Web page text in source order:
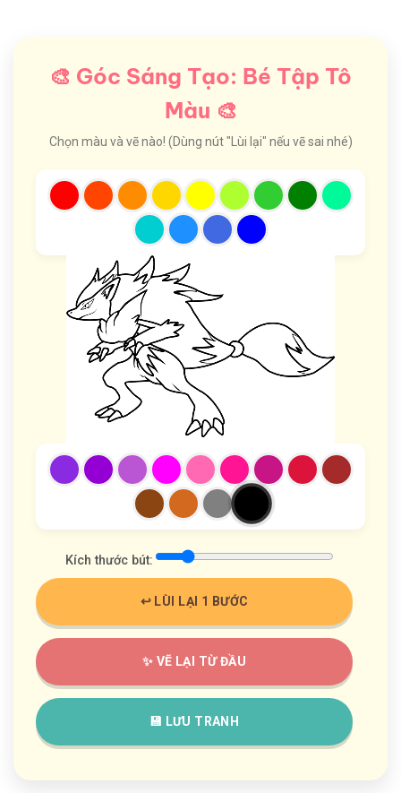
🎨 Góc Sáng Tạo: Bé Tập Tô
Màu 🎨
Chọn màu và vẽ nào! (Dùng nút "Lùi lại" nếu vẽ sai nhé)
Kích thước bút:
↩️ LÙI LẠI 1 BƯỚC
✨ VẼ LẠI TỪ ĐẦU
💾 LƯU TRANH